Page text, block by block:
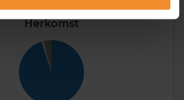
Herkomst